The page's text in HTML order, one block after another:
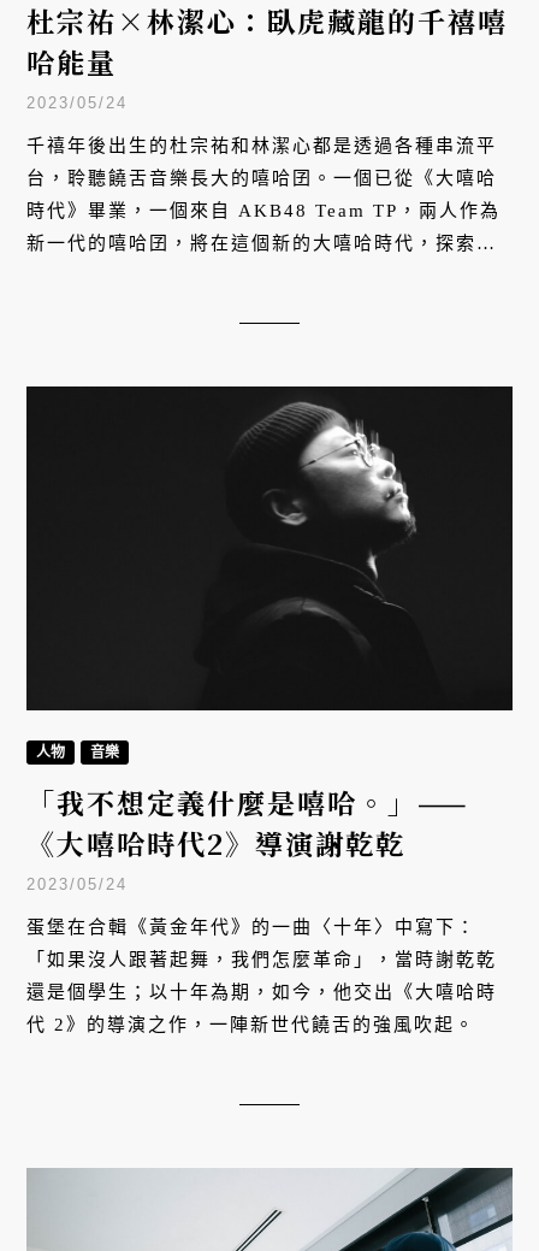
杜宗祐×林潔心：臥虎藏龍的千禧嘻
哈能量
2023/05/24
千禧年後出生的杜宗祐和林潔心都是透過各種串流平
台，聆聽饒舌音樂長大的嘻哈囝。一個已從《大嘻哈
時代》畢業，一個來自 AKB48 Team TP，兩人作為
新一代的嘻哈囝，將在這個新的大嘻哈時代，探索更
人物 音樂
「我不想定義什麼是嘻哈。」——
《大嘻哈時代2》導演謝乾乾
2023/05/24
蛋堡在合輯《黃金年代》的一曲〈十年〉中寫下：
「如果沒人跟著起舞，我們怎麼革命」，當時謝乾乾
還是個學生；以十年為期，如今，他交出《大嘻哈時
代 2》的導演之作，一陣新世代饒舌的強風吹起。